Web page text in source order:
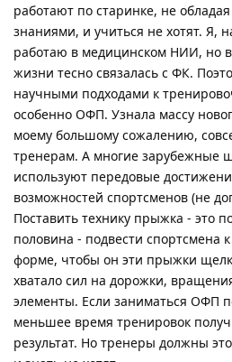
работают по старинке, не
знаниями, и учиться не хотят. Я,
работаю в медицинском НИИ, но
жизни тесно связалась с ФК.
научными подходами к
особенно ОФП. Узнала массу
моему большому сожалению,
тренерам. А многие зарубежные
используют передовые
возможностей спортсменов (не
Поставить технику прыжка - это
половина - подвести спортсмена
форме, чтобы он эти прыжки
хватало сил на дорожки,
элементы. Если заниматься ОФП
меньшее время тренировок
результат. Но тренеры должны